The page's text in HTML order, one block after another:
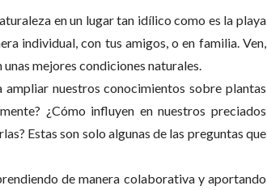
en un lugar tan idílico como es la playa
individual, con tus amigos, o en familia. Ven,
mejores condiciones naturales.
nuestros conocimientos sobre plantas
¿Cómo influyen en nuestros preciados
Estas son solo algunas de las preguntas que
de manera colaborativa y aportando